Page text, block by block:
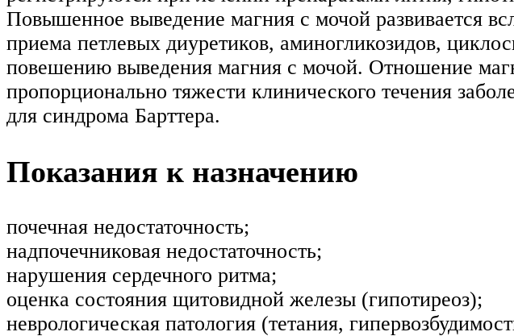
Повышенное выведение магния с мочой развивается
приема петлевых диуретиков, аминогликозидов,
повешению выведения магния с мочой. Отношение
пропорционально тяжести клинического течения
для синдрома Барттера.
Показания к назначению
почечная недостаточность;
надпочечниковая недостаточность;
нарушения сердечного ритма;
оценка состояния щитовидной железы (гипотиреоз);
неврологическая патология (тетания,